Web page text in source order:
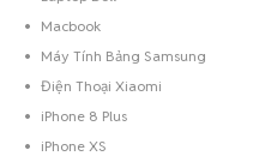
Macbook
Máy Tính Bảng Samsung
Điện Thoại Xiaomi
iPhone 8 Plus
iPhone XS